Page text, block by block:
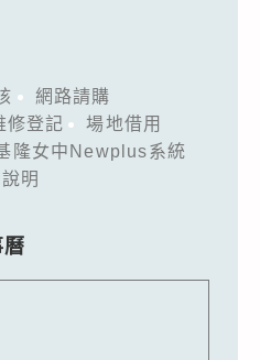
網路請購
修登記
場地借用
隆女中Newplus系統
明